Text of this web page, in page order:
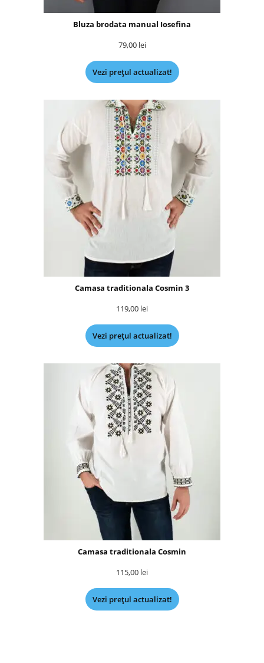
Bluza brodata manual Iosefina
79,00 lei
Vezi prețul actualizat!
Camasa traditionala Cosmin 3
119,00 lei
Vezi prețul actualizat!
Camasa traditionala Cosmin
115,00 lei
Vezi prețul actualizat!